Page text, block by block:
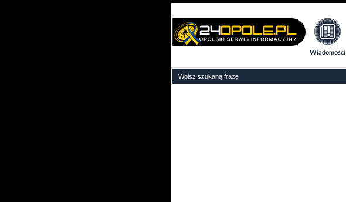
Wiadomości